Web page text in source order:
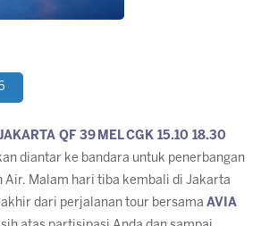
QF 39 MEL CGK 15.10 18.30
diantar ke bandara untuk penerbangan
Air. Malam hari tiba kembali di Jakarta
dari perjalanan tour bersama AVIA